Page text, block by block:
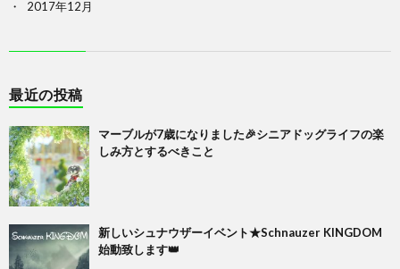
2017年12月
最近の投稿
マーブルが7歳になりました🎉シニアドッグライフの楽
しみ方とするべきこと
新しいシュナウザーイベント★Schnauzer KINGDOM
始動致します👑